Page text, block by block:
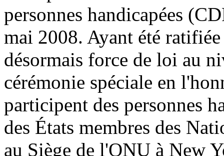
personnes handicapées
mai 2008. Ayant été
désormais force de loi au
cérémonie spéciale en
participent des personnes
des États membres des
au Siège de l'ONU à New